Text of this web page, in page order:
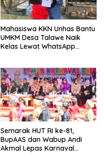
Mahasiswa KKN Unhas Bantu
UMKM Desa Talawe Naik
Kelas Lewat WhatsApp
Semarak HUT RI ke-81,
BupAAS dan Wabup Andi
Akmal Lepas Karnaval